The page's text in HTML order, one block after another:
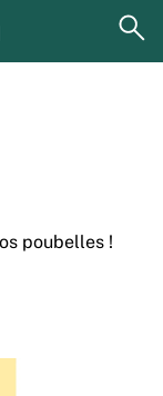
poubelles !